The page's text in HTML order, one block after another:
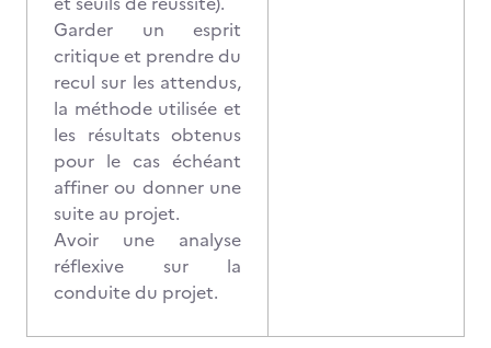
Garder un esprit
critique et prendre du
recul sur les attendus,
la méthode utilisée et
les résultats obtenus
pour le cas échéant
affiner ou donner une
suite au projet.
Avoir une analyse
réflexive sur la
conduite du projet.